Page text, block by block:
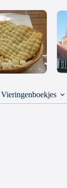
Vieringenboekjes